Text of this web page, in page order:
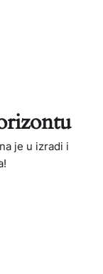
je u izradi i